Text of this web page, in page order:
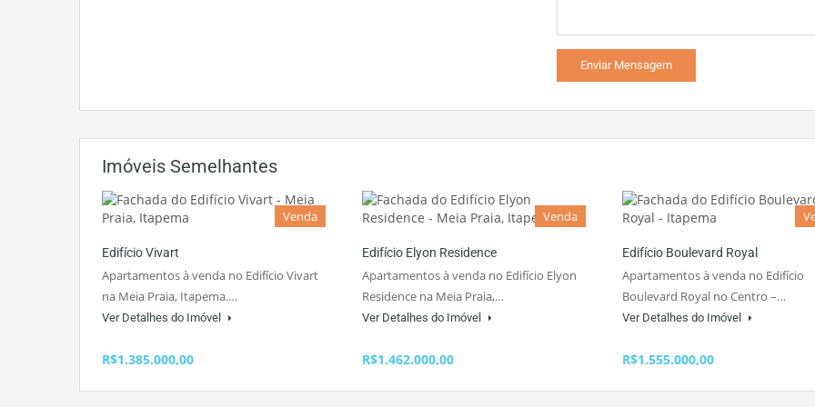
Imóveis Semelhantes
Venda
Edifício Vivart
Apartamentos à venda no Edifício Vivart
na Meia Praia, Itapema.…
Ver Detalhes do Imóvel
R$1.385.000,00
Venda
Edifício Elyon Residence
Apartamentos à venda no Edifício Elyon
Residence na Meia Praia,…
Ver Detalhes do Imóvel
R$1.462.000,00
Edifício Boulevard Royal
Apartamentos à venda no Edifício
Boulevard Royal no Centro –…
Ver Detalhes do Imóvel
R$1.555.000,00